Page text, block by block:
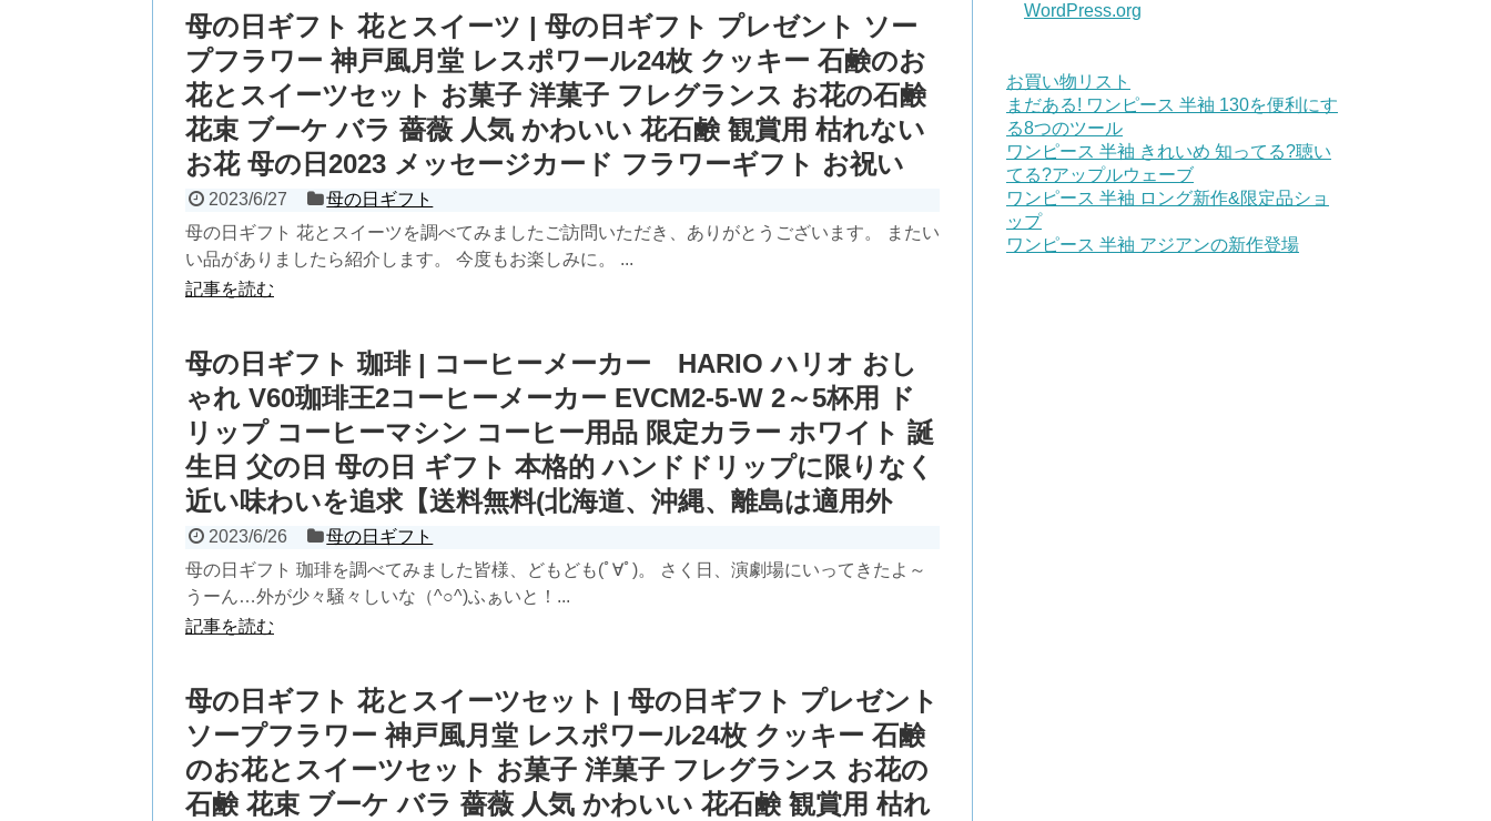
母の日ギフト 花とスイーツ | 母の日ギフト プレゼント ソー
プフラワー 神戸風月堂 レスポワール24枚 クッキー 石鹸のお
花とスイーツセット お菓子 洋菓子 フレグランス お花の石鹸
花束 ブーケ バラ 薔薇 人気 かわいい 花石鹸 観賞用 枯れない
お花 母の日2023 メッセージカード フラワーギフト お祝い
2023/6/27
母の日ギフト
母の日ギフト 花とスイーツを調べてみましたご訪問いただき、ありがとうございます。 またい
い品がありましたら紹介します。 今度もお楽しみに。 ...
記事を読む
母の日ギフト 珈琲 | コーヒーメーカー HARIO ハリオ おし
ゃれ V60珈琲王2コーヒーメーカー EVCM2-5-W 2～5杯用 ド
リップ コーヒーマシン コーヒー用品 限定カラー ホワイト 誕
生日 父の日 母の日 ギフト 本格的 ハンドドリップに限りなく
近い味わいを追求【送料無料(北海道、沖縄、離島は適用外
2023/6/26
母の日ギフト
母の日ギフト 珈琲を調べてみました皆様、どもども(ﾟ∀ﾟ)。 さく日、演劇場にいってきたよ～
うーん…外が少々騒々しいな（^○^)ふぁいと！...
記事を読む
母の日ギフト 花とスイーツセット | 母の日ギフト プレゼント
ソープフラワー 神戸風月堂 レスポワール24枚 クッキー 石鹸
のお花とスイーツセット お菓子 洋菓子 フレグランス お花の
石鹸 花束 ブーケ バラ 薔薇 人気 かわいい 花石鹸 観賞用 枯れ
WordPress.org
お買い物リスト
まだある! ワンピース 半袖 130を便利にす
る8つのツール
ワンピース 半袖 きれいめ 知ってる?聴い
てる?アップルウェーブ
ワンピース 半袖 ロング新作&限定品ショ
ップ
ワンピース 半袖 アジアンの新作登場